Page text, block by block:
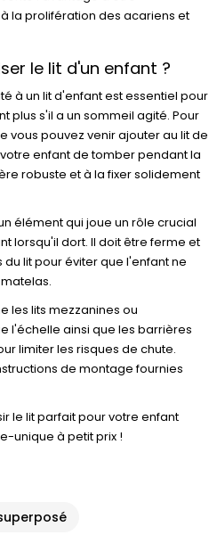
la prolifération des acariens et
le lit d'un enfant ?
à un lit d'enfant est essentiel pour
plus s'il a un sommeil agité. Pour
vous pouvez venir ajouter au lit de
enfant de tomber pendant la
robuste et à la fixer solidement
élément qui joue un rôle crucial
lorsqu'il dort. Il doit être ferme et
lit pour éviter que l'enfant ne
les lits mezzanines ou
l'échelle ainsi que les barrières
limiter les risques de chute.
de montage fournies
le lit parfait pour votre enfant
unique à petit prix !